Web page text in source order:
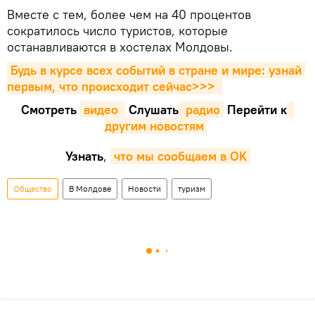
Вместе с тем, более чем на 40 процентов
сократилось число туристов, которые
останавливаются в хостелах Молдовы.
Будь в курсе всех событий в стране и мире: узнай
первым, что происходит сейчаc>>>
Смотреть видео Cлушать радио Перейти к
другим новостям
Узнать, что мы сообщаем в OK
Общество В Молдове Новости туризм